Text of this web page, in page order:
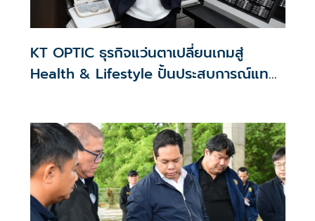
KT OPTIC ธุรกิจแว่นตาเปลี่ยนเกมสู่
Health & Lifestyle ปั้นประสบการณ์แทน